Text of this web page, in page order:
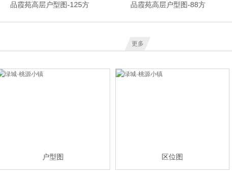
品霞苑高层户型图-125方 品霞苑高层户型图-88方
更多
户型图 区位图